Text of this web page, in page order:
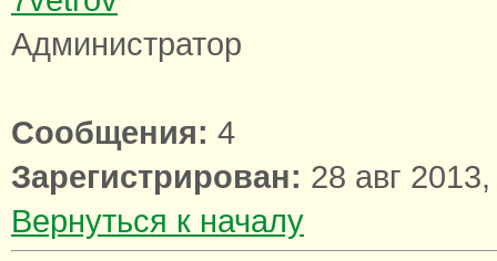
Администратор
Сообщения: 4
Зарегистрирован: 28 авг
Вернуться к началу